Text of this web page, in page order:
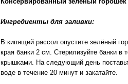
Ингредиенты для заливки:
В кипящий рассол опустите зелёный
края банки 2 см. Стерилизуйте банки в
крышками. На следующий день
воде в течение 20 минут и закатайте.